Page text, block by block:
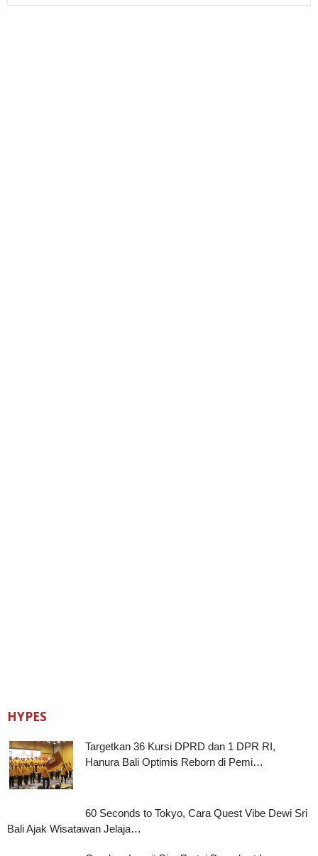
HYPES
Targetkan 36 Kursi DPRD dan 1 DPR RI,
Hanura Bali Optimis Reborn di Pemi…
60 Seconds to Tokyo, Cara Quest Vibe Dewi Sri
Bali Ajak Wisatawan Jelaja…